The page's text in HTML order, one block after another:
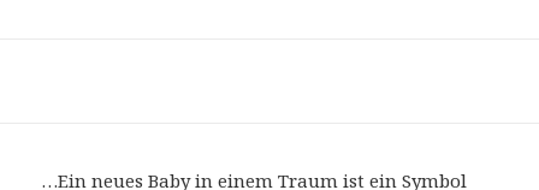
…Ein neues Baby in einem Traum ist ein Symbol